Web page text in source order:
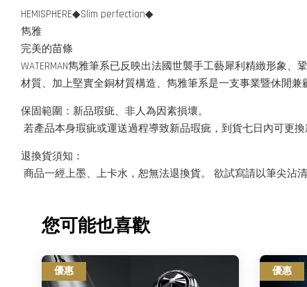
HEMISPHERE◆Slim perfection◆
雋雅
完美的苗條
WATERMAN雋雅筆系已反映出法國世襲手工藝犀利精緻形象
材質、加上堅實全銅材質構造、雋雅筆系是一支事業暨休閒兼
保固範圍：新品瑕疵、非人為因素損壞。
若產品本身瑕疵或運送過程導致新品瑕疵，到貨七日內可更換
退換貨須知：
商品一經上墨、上卡水，恕無法退換貨。 欲試寫請以筆尖沾清
您可能也喜歡
優惠 優惠